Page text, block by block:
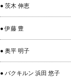
● 茨木 伸恵
● 伊藤 豊
● 奥平 明子
● バクキルン 浜田 悠子